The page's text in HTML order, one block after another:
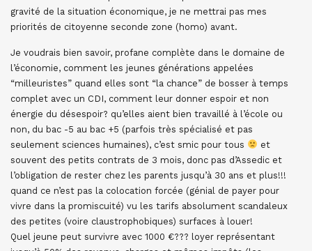
gravité de la situation économique, je ne mettrai pas mes
priorités de citoyenne seconde zone (homo) avant.
Je voudrais bien savoir, profane complète dans le domaine de
l’économie, comment les jeunes générations appelées
“milleuristes” quand elles sont “la chance” de bosser à temps
complet avec un CDI, comment leur donner espoir et non
énergie du désespoir? qu’elles aient bien travaillé à l’école ou
non, du bac -5 au bac +5 (parfois très spécialisé et pas
seulement sciences humaines), c’est smic pour tous
et
souvent des petits contrats de 3 mois, donc pas d’Assedic et
l’obligation de rester chez les parents jusqu’à 30 ans et plus!!!
quand ce n’est pas la colocation forcée (génial de payer pour
vivre dans la promiscuité) vu les tarifs absolument scandaleux
des petites (voire claustrophobiques) surfaces à louer!
Quel jeune peut survivre avec 1000 €??? loyer représentant